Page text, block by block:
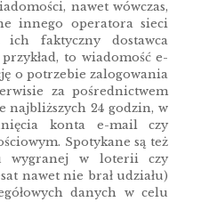
nawet wówczas,
innego operatora sieci
ich faktyczny dostawca
to wiadomość e-
o potrzebie zalogowania
za pośrednictwem
najbliższych 24 godzin, w
konta e-mail czy
Spotykane są też
wygranej w loterii czy
nawet nie brał udziału)
danych w celu